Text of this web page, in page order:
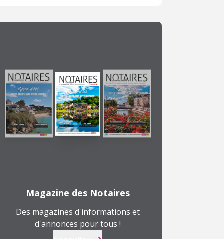
Magazine des Notaires
Des magazines d'informations et
d'annonces pour tous !